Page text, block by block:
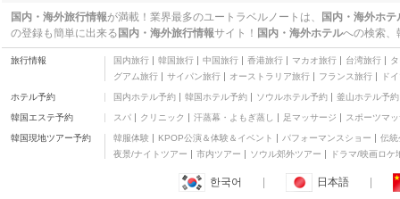
スラウェシ州
国内・海外旅行情報が満載！業界最多のユートラベルノートは、
国内・海外ホ
の登録も簡単に出来る 国内・海外旅行情報サイト！ 国内・海外ホテルへの検索、
旅行情報 国内旅行 韓国旅行 中国旅行 香港旅行 マカオ旅行 台湾旅行
グアム旅行
サイパン旅行 オーストラリア旅行 フランス旅行 ド
ホテル予約 国内ホテル予約 韓国ホテル予約 ソウルホテル予約 釜山ホテル予約
韓国エステ予約 スパ クリニック 汗蒸幕・よもぎ蒸し 足マッサージ スポーツマ
韓国現地ツアー予約 韓服体験 KPOP公演＆体験＆イベント パフォーマンスショー
伝統
夜景/ナイトツアー
市内ツアー ソウル郊外ツアー ドラマ/映画ロケ
한국어 日本語